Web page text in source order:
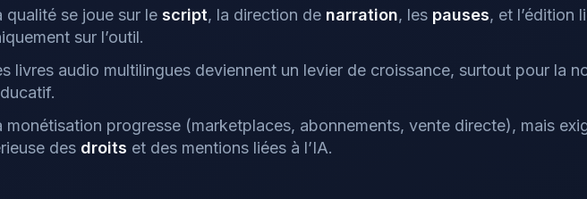
qualité se joue sur lescript, la direction de narration, les pauses, et l’édition
sur l’outil.
livres audio multilingues deviennent un levier de croissance, surtout pour la
monétisation progresse (marketplaces, abonnements, vente directe), mais
des droits et des mentions liées à l’IA.